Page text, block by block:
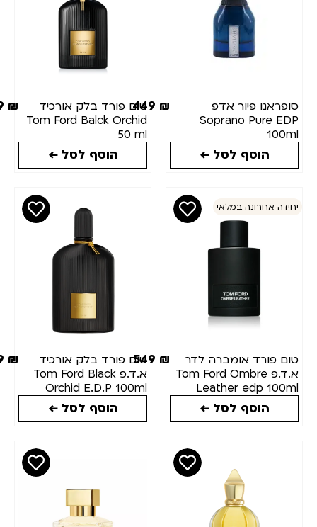
פיור אדפ
Soprano Pure
הוסף לסל ←
טום פורד בלק אורכיד
Tom Ford Balck Orchid
399₪
הוסף לסל ←
אחרונה במלאי
פורד אומברה לדר
א.ד.פ Tom Ford Ombre
Leather edp
549₪
הוסף לסל ←
טום פורד בלק אורכיד
א.ד.פ Tom Ford Black
Orchid E.D.P 100ml
499₪
הוסף לסל ←